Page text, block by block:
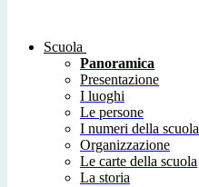
Scuola
Panoramica
Presentazione
I luoghi
Le persone
I numeri della scuola
Organizzazione
Le carte della scuola
La storia